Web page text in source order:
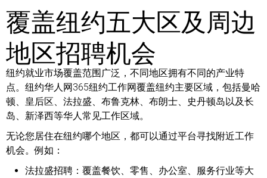
覆盖纽约五大区及周边
地区招聘机会
纽约就业市场覆盖范围广泛，不同地区拥有不同的产业特
点。纽约华人网365纽约工作网覆盖纽约主要区域，包括曼哈
顿、皇后区、法拉盛、布鲁克林、布朗士、史丹顿岛以及长
岛、新泽西等华人常见工作区域。
无论您居住在纽约哪个地区，都可以通过平台寻找附近工作
机会。例如：
法拉盛招聘： 覆盖餐饮、零售、办公室、服务行业等大